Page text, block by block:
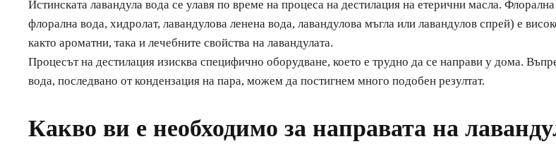
Истинската лавандула вода се улавя по време на процеса на дестилация на етерични масла.
флорална вода, хидролат, лавандулова ленена вода, лавандулова мъгла или лавандулов спрей) е
както ароматни, така и лечебните свойства на лавандулата.
Процесът на дестилация изисква специфично оборудване, което е трудно да се направи у дома.
вода, последвано от кондензация на пара, можем да постигнем много подобен резултат.
Какво ви е необходимо за направата на